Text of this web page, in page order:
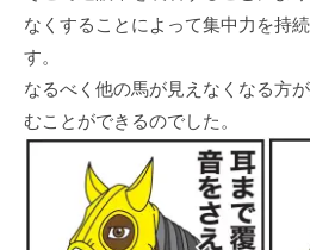
なくすることによって集中力を持
す。
なるべく他の馬が見えなくなる方
むことができるのでした。